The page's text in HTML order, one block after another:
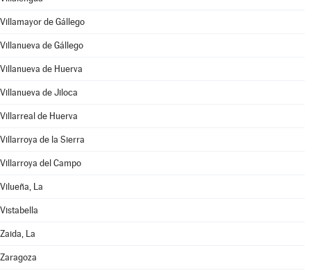
Villamayor de Gállego
Villanueva de Gállego
Villanueva de Huerva
Villanueva de Jiloca
Villarreal de Huerva
Villarroya de la Sierra
Villarroya del Campo
Vilueña, La
Vistabella
Zaida, La
Zaragoza